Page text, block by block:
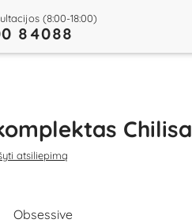
(8:00-18:00)
84088
Chilisa
atsiliepimą
Obsessive